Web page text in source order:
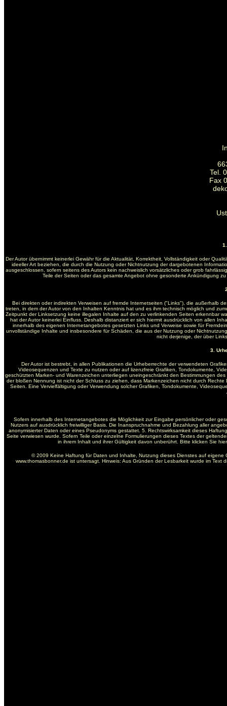
Tel.
Fax
Der Autor übernimmt keinerlei Gewähr für die Aktualität, Korrektheit, Vollständigkeit oder
ideeller Art beziehen, die durch die Nutzung oder Nichtnutzung der dargebotenen
ausgeschlossen, sofern seitens des Autors kein nachweislich vorsätzliches oder grob
Teile der Seiten oder das gesamte Angebot ohne gesonderte Ankündigung
Bei direkten oder indirekten Verweisen auf fremde Internetseiten ("Links"), die außerhalb
treten, in dem der Autor von den Inhalten Kenntnis hat und es ihm technisch möglich und
Zeitpunkt der Linksetzung keine illegalen Inhalte auf den zu verlinkenden Seiten erkennbar
hat der Autor keinerlei Einfluss. Deshalb distanziert er sich hiermit ausdrücklich von allen
innerhalb des eigenen Internetangebotes gesetzten Links und Verweise sowie für
unvollständige Inhalte und insbesondere für Schäden, die aus der Nutzung oder
nicht derjenige, der über
3.
Der Autor ist bestrebt, in allen Publikationen die Urheberrechte der verwendeten
Videosequenzen und Texte zu nutzen oder auf lizenzfreie Grafiken, Tondokumente,
geschützten Marken- und Warenzeichen unterliegen uneingeschränkt den Bestimmungen
der bloßen Nennung ist nicht der Schluss zu ziehen, dass Markenzeichen nicht durch
Seiten. Eine Vervielfältigung oder Verwendung solcher Grafiken, Tondokumente,
Sofern innerhalb des Internetangebotes die Möglichkeit zur Eingabe persönlicher oder
Nutzers auf ausdrücklich freiwilliger Basis. Die Inanspruchnahme und Bezahlung aller
anonymisierter Daten oder eines Pseudonyms gestattet. 5. Rechtswirksamkeit dieses
Seite verwiesen wurde. Sofern Teile oder einzelne Formulierungen dieses Textes der
in ihrem Inhalt und ihrer Gültigkeit davon unberührt. Bitte klicken Sie
© 2009 Keine Haftung für Daten und Inhalte, Nutzung dieses Dienstes auf
www.thomasbonner.de ist untersagt. Hinweis: Aus Gründen der Lesbarkeit wurde im